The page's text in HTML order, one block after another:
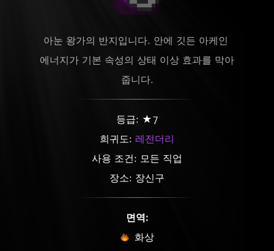
아눈 왕가의 반지입니다. 안에 깃든 아케인
에너지가 기본 속성의 상태 이상 효과를 막아
줍니다.
등급: ★7
희귀도: 레전더리
사용 조건: 모든 직업
장소: 장신구
면역:
화상